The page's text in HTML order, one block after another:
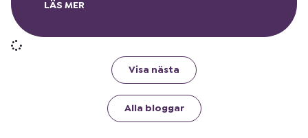
LÄS MER
Visa nästa
Alla bloggar